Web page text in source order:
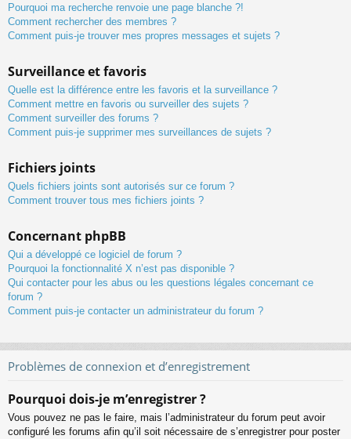
Pourquoi ma recherche renvoie une page blanche ?!
Comment rechercher des membres ?
Comment puis-je trouver mes propres messages et sujets ?
Surveillance et favoris
Quelle est la différence entre les favoris et la surveillance ?
Comment mettre en favoris ou surveiller des sujets ?
Comment surveiller des forums ?
Comment puis-je supprimer mes surveillances de sujets ?
Fichiers joints
Quels fichiers joints sont autorisés sur ce forum ?
Comment trouver tous mes fichiers joints ?
Concernant phpBB
Qui a développé ce logiciel de forum ?
Pourquoi la fonctionnalité X n’est pas disponible ?
Qui contacter pour les abus ou les questions légales concernant ce
forum ?
Comment puis-je contacter un administrateur du forum ?
Problèmes de connexion et d’enregistrement
Pourquoi dois-je m’enregistrer ?
Vous pouvez ne pas le faire, mais l’administrateur du forum peut avoir
configuré les forums afin qu’il soit nécessaire de s’enregistrer pour poster